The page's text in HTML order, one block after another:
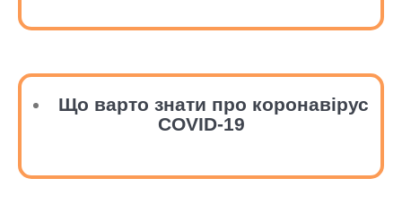
Що варто знати про коронавірус
COVID-19